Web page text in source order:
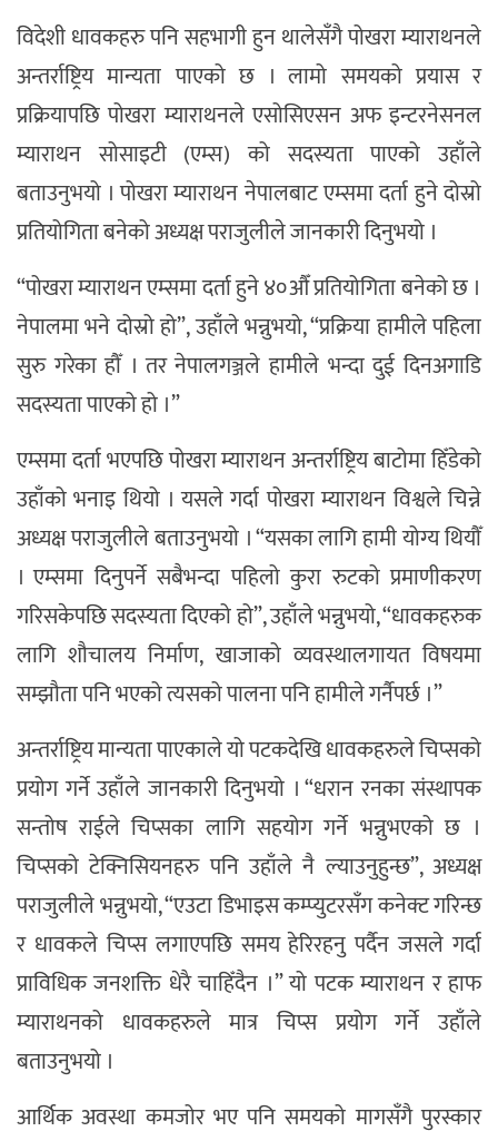
विदेशी धावकहरु पनि सहभागी हुन थालेसँगै पोखरा म्याराथनले
अन्तर्राष्ट्रिय मान्यता पाएको छ । लामो समयको प्रयास र
प्रक्रियापछि पोखरा म्याराथनले एसोसिएसन अफ इन्टरनेसनल
म्याराथन सोसाइटी (एम्स) को सदस्यता पाएको उहाँले
बताउनुभयो । पोखरा म्याराथन नेपालबाट एम्समा दर्ता हुने दोस्रो
प्रतियोगिता बनेको अध्यक्ष पराजुलीले जानकारी दिनुभयो ।
“पोखरा म्याराथन एम्समा दर्ता हुने ४०औँ प्रतियोगिता बनेको छ ।
नेपालमा भने दोस्रो हो”, उहाँले भन्नुभयो, “प्रक्रिया हामीले पहिला
सुरु गरेका हौँ । तर नेपालगञ्जले हामीले भन्दा दुई दिनअगाडि
सदस्यता पाएको हो ।”
एम्समा दर्ता भएपछि पोखरा म्याराथन अन्तर्राष्ट्रिय बाटोमा हिँडेको
उहाँको भनाइ थियो । यसले गर्दा पोखरा म्याराथन विश्वले चिन्ने
अध्यक्ष पराजुलीले बताउनुभयो । “यसका लागि हामी योग्य थियौँ
। एम्समा दिनुपर्ने सबैभन्दा पहिलो कुरा रुटको प्रमाणीकरण
गरिसकेपछि सदस्यता दिएको हो”, उहाँले भन्नुभयो, “धावकहरुक
लागि शौचालय निर्माण, खाजाको व्यवस्थालगायत विषयमा
सम्झौता पनि भएको त्यसको पालना पनि हामीले गर्नैपर्छ ।”
अन्तर्राष्ट्रिय मान्यता पाएकाले यो पटकदेखि धावकहरुले चिप्सको
प्रयोग गर्ने उहाँले जानकारी दिनुभयो । “धरान रनका संस्थापक
सन्तोष राईले चिप्सका लागि सहयोग गर्ने भन्नुभएको छ ।
चिप्सको टेक्निसियनहरु पनि उहाँले नै ल्याउनुहुन्छ”, अध्यक्ष
पराजुलीले भन्नुभयो, “एउटा डिभाइस कम्प्युटरसँग कनेक्ट गरिन्छ
र धावकले चिप्स लगाएपछि समय हेरिरहनु पर्दैन जसले गर्दा
प्राविधिक जनशक्ति धेरै चाहिँदैन ।” यो पटक म्याराथन र हाफ
म्याराथनको धावकहरुले मात्र चिप्स प्रयोग गर्ने उहाँले
बताउनुभयो ।
आर्थिक अवस्था कमजोर भए पनि समयको मागसँगै पुरस्कार